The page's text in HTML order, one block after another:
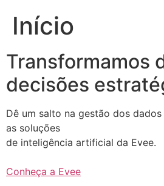
Início
Transformamos
decisões
Dê um salto na gestão dos
as soluções
de inteligência artificial da Evee.
Conheça a Evee